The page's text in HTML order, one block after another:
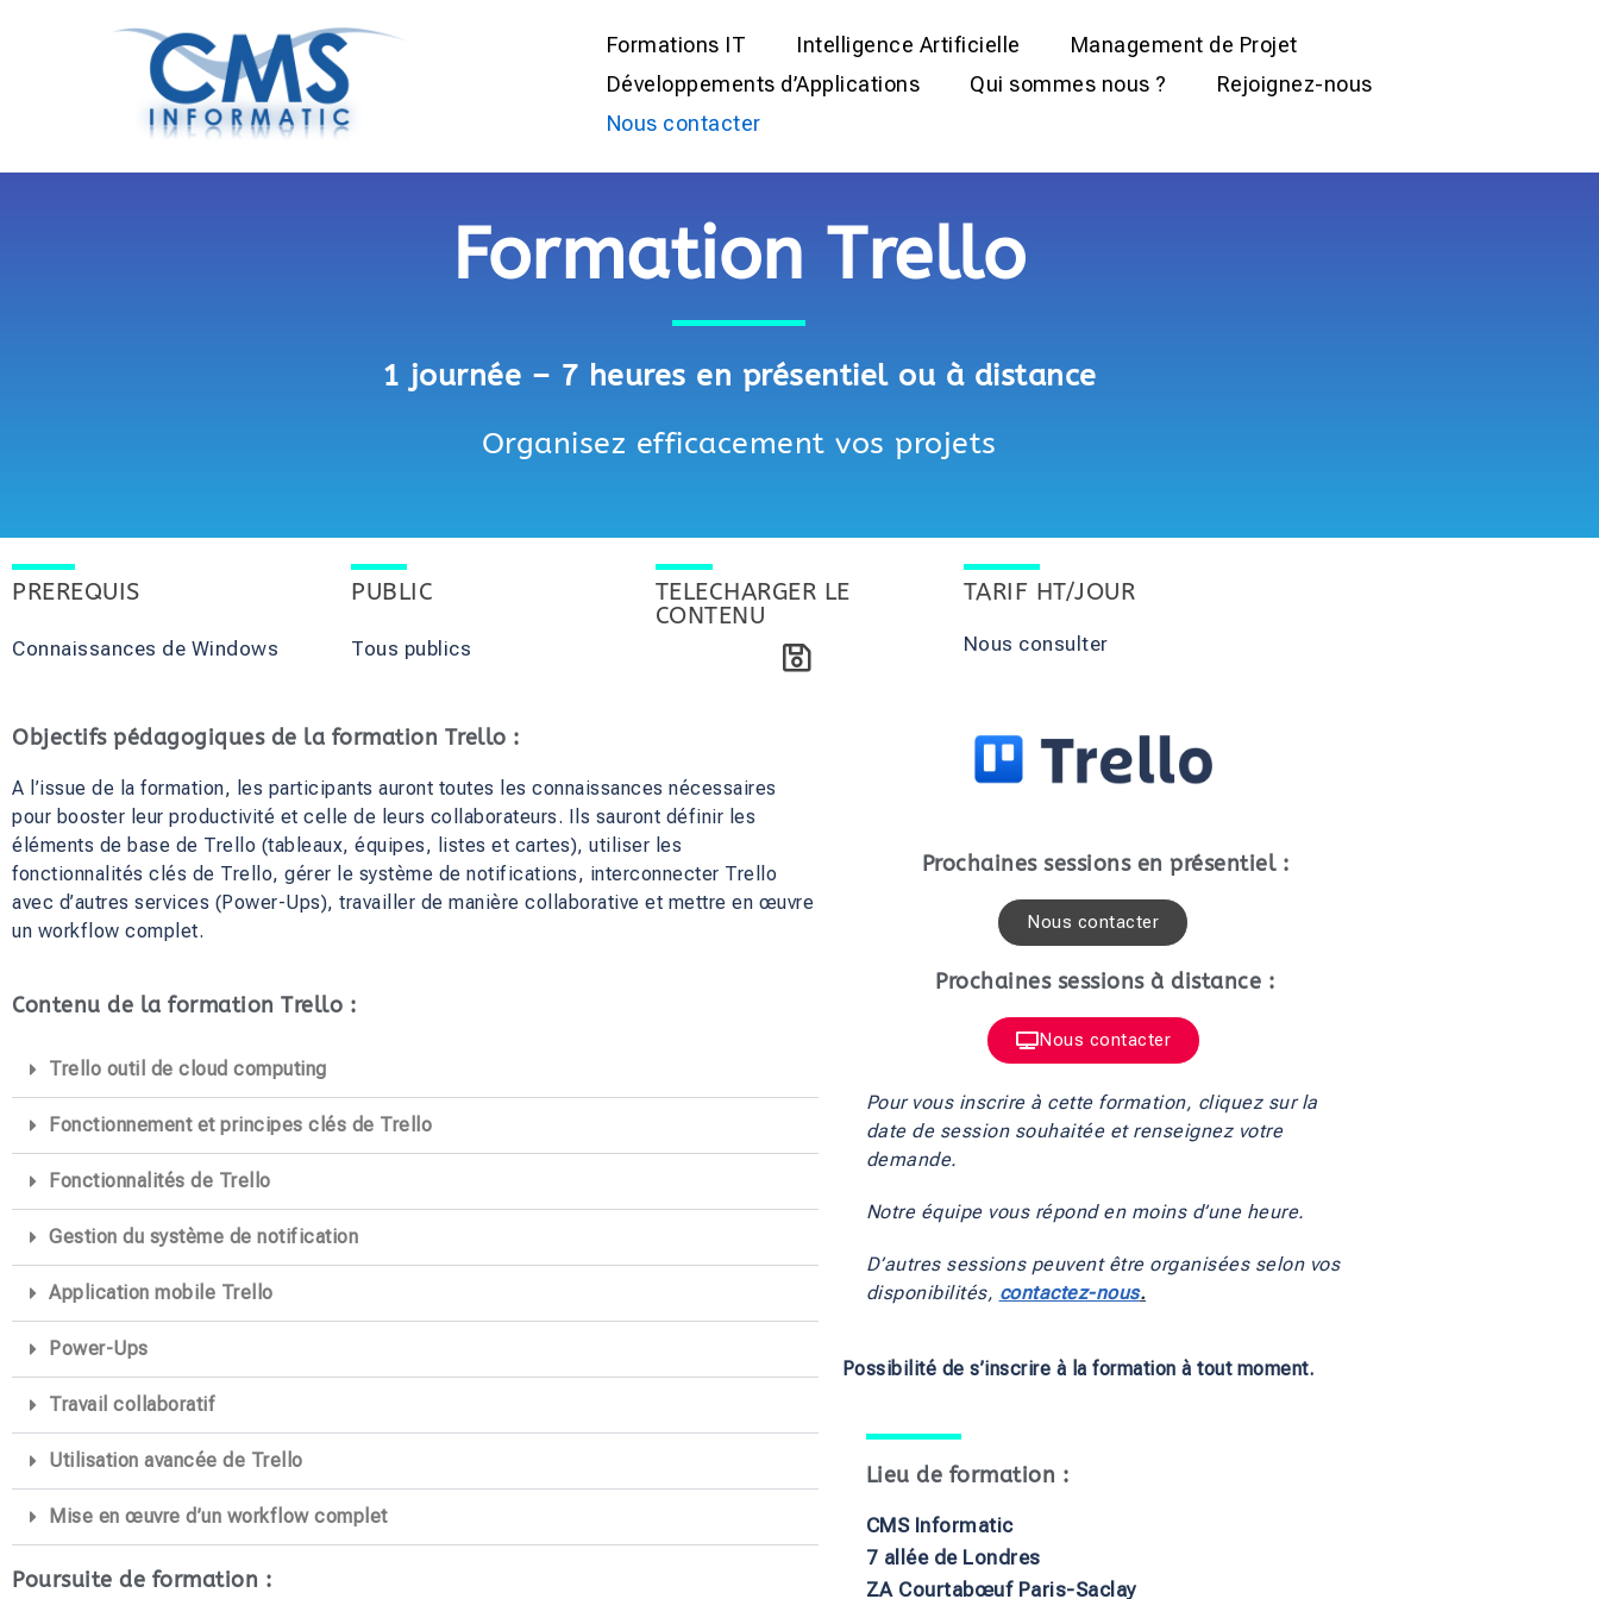
Formations IT Intelligence Artificielle
Management de Projet
Développements d’Applications
Qui sommes nous ?
Rejoignez-nous
Nous contacter
Formation Trello
1 journée – 7 heures en présentiel ou à distance
Organisez efficacement vos projets
PREREQUIS
Connaissances de Windows
PUBLIC
Tous publics
TELECHARGER LE
CONTENU
TARIF HT/JOUR
Nous consulter
Objectifs pédagogiques de la formation Trello :
A l’issue de la formation, les participants auront toutes les connaissances nécessaires
pour booster leur productivité et celle de leurs collaborateurs. Ils sauront définir les
éléments de base de Trello (tableaux, équipes, listes et cartes), utiliser les
fonctionnalités clés de Trello, gérer le système de notifications, interconnecter Trello
avec d’autres services (Power-Ups), travailler de manière collaborative et mettre en œuvre
un workflow complet.
Contenu de la formation Trello :
Trello outil de cloud computing
Fonctionnement et principes clés de Trello
Fonctionnalités de Trello
Gestion du système de notification
Application mobile Trello
Power-Ups
Travail collaboratif
Utilisation avancée de Trello
Mise en œuvre d’un workflow complet
Poursuite de formation :
Prochaines sessions en présentiel :
Nous contacter
Prochaines sessions à distance :
Nous contacter
Pour vous inscrire à cette formation, cliquez sur la
date de session souhaitée et renseignez votre
demande.
Notre équipe vous répond en moins d’une heure.
D’autres sessions peuvent être organisées selon vos
disponibilités, contactez-nous.
Possibilité de s’inscrire à la formation à tout moment.
Lieu de formation :
CMS Informatic
7 allée de Londres
ZA Courtabœuf Paris-Saclay